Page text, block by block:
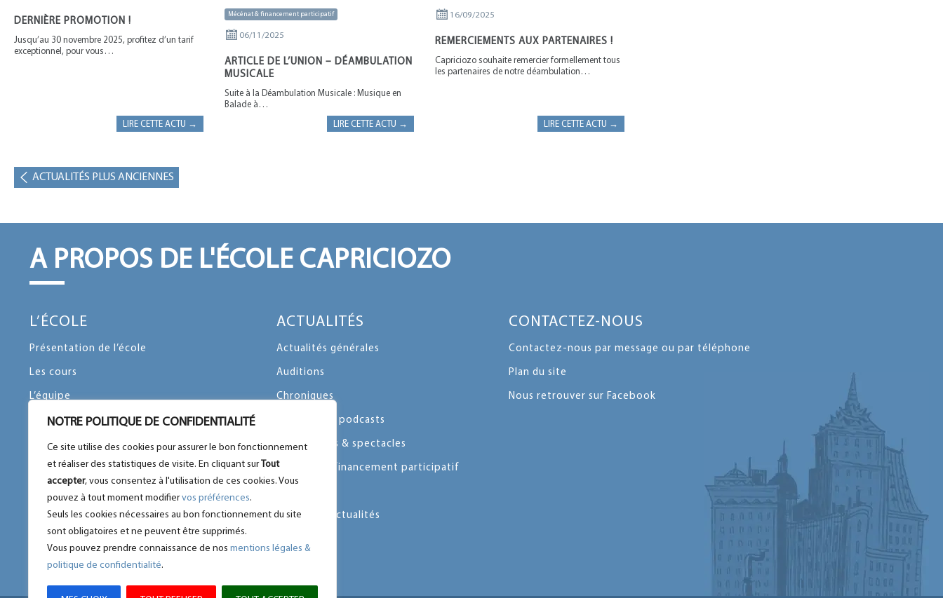
NOTRE POLITIQUE DE CONFIDENTIALITÉ
Ce site utilise des cookies pour assurer le bon fonctionnement
et réaliser des statistiques de visite. En cliquant sur Tout
accepter, vous consentez à l'utilisation de ces cookies. Vous
pouvez à tout moment modifiervos préférences.
Seuls les cookies nécessaires au bon fonctionnement du site
sont obligatoires et ne peuvent être supprimés.
Vous pouvez prendre connaissance de nos mentions légales &
politique de confidentialité.
DERNIÈRE PROMOTION !
Jusqu’au 30 novembre 2025, profitez d’un tarif
exceptionnel, pour vous…
LIRE CETTE ACTU →
Mécénat & financement participatif
06/11/2025
ARTICLE DE L’UNION – DÉAMBULATION
MUSICALE
Suite à la Déambulation Musicale : Musique en
Balade à…
LIRE CETTE ACTU →
16/09/2025
REMERCIEMENTS AUX PARTENAIRES !
Capriciozo souhaite remercier formellement tous
les partenaires de notre déambulation…
LIRE CETTE ACTU →
ACTUALITÉS PLUS ANCIENNES
A PROPOS DE L'ÉCOLE CAPRICIOZO
L’ÉCOLE
Présentation de l’école
Les cours
L’équipe
Le mot du Fondateur
Agenda
Le règlement intérieur
Mentions légales & confidentialité
Téléchargez notre dossier d’inscription
ACTUALITÉS
Actualités générales
Auditions
Chroniques
Emissions & podcasts
Evènements & spectacles
Mécénat & financement participatif
Toutes les actualités
CONTACTEZ-NOUS
Contactez-nous par message ou par téléphone
Plan du site
Nous retrouver sur Facebook